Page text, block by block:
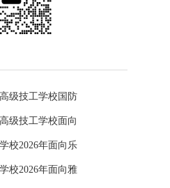
级技工学校国防
级技工学校面向
校2026年面向乐
校2026年面向雅